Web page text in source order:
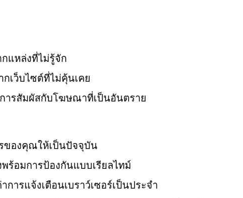
แหล่งที่ไม่รู้จัก
เว็บไซต์ที่ไม่คุ้นเคย
ารสัมผัสกับโฆษณาที่เป็นอันตราย
ของคุณให้เป็นปัจจุบัน
ร้อมการป้องกันแบบเรียลไทม์
ารแจ้งเตือนเบราว์เซอร์เป็นประจำ